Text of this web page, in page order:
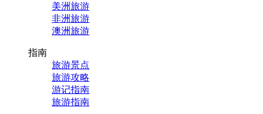
美洲旅游
非洲旅游
澳洲旅游
指南
旅游景点
旅游攻略
游记指南
旅游指南